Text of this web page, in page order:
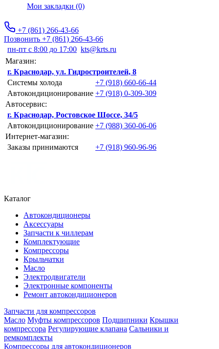
Мои закладки (0)
+7 (861) 266-43-66
Позвонить +7 (861) 266-43-66
пн-пт с 8:00 до 17:00 kts@krts.ru
Магазин:
г. Краснодар, ул. Гидростроителей, 8
Системы холода
+7 (918) 660-66-44
Автокондиционирование +7 (918) 0-309-309
Автосервис:
г. Краснодар, Ростовское Шоссе, 34/5
Автокондиционирование +7 (988) 360-06-06
Интернет-магазин:
Заказы принимаются
+7 (918) 960-96-96
Каталог
Автокондиционеры
Аксессуары
Запчасти к чиллерам
Комплектующие
Компрессоры
Крыльчатки
Масло
Электродвигатели
Электронные компоненты
Ремонт автокондиционеров
Запчасти для компрессоров
Масло Муфты компрессоров Подшипники Крышки
компрессора Регулирующие клапана Сальники и
ремкомплекты
Компрессоры для автокондиционеров